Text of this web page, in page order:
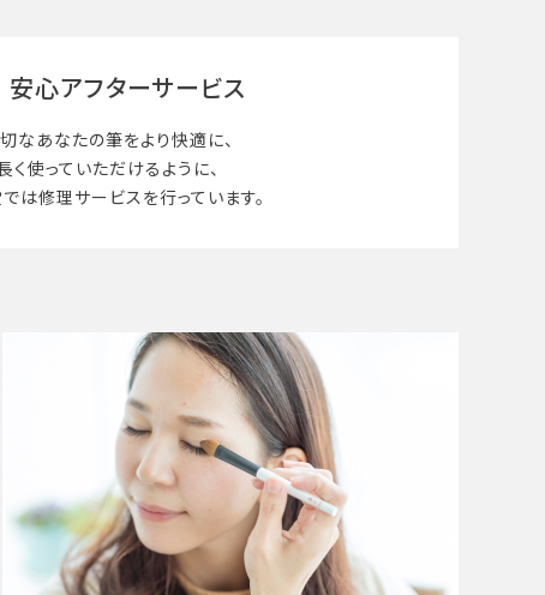
安心アフターサービス
なあなたの筆をより快適に、
く使って いただけるように、
は修理サービスを行っています。